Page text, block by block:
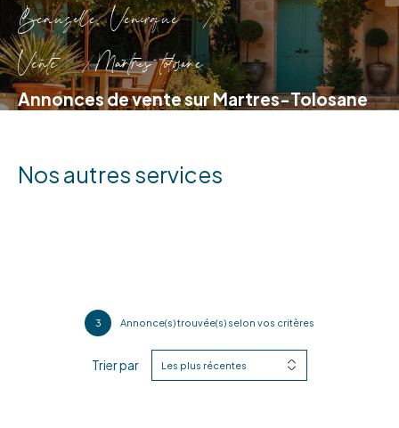
Beauzelle, Venerque
Vente
Martres tolosane
Annonces de vente sur Martres-Tolosane
Nos autres services
3 Annonce(s) trouvée(s) selon vos critères
Trier par Les plus récentes